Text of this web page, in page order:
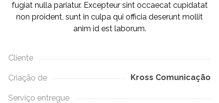
fugiat nulla pariatur. Excepteur sint occaecat cupidatat
non proident, sunt in culpa qui officia deserunt mollit
anim id est laborum.
Cliente
Criação de Kross Comunicação
Serviço entregue